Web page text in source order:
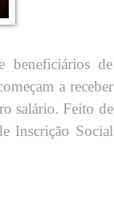
beneficiários de
a receber
salário. Feito de
Inscrição Social